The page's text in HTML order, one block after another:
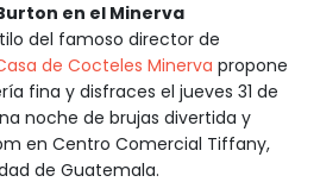
en el Minerva
del famoso director de
de Cocteles Minerva propone
fina y disfraces el jueves 31 de
noche de brujas divertida y
en Centro Comercial Tiffany,
de Guatemala.